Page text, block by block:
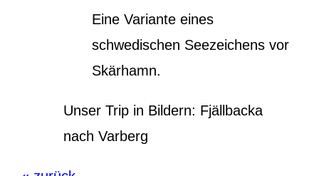
Eine Variante eines
schwedischen Seezeichens vor
Skärhamn.
Unser Trip in Bildern: Fjällbacka
nach Varberg